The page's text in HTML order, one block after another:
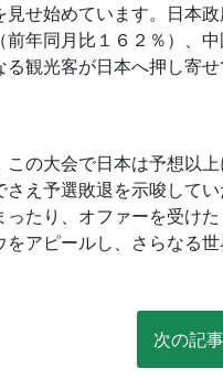
せ始めています。日本
年同月比１６２％）、
観光客が日本へ押し寄
の大会で日本は予想以
え予選敗退を示唆してい
たり、オファーを受け
アピールし、さらなる世
次の記